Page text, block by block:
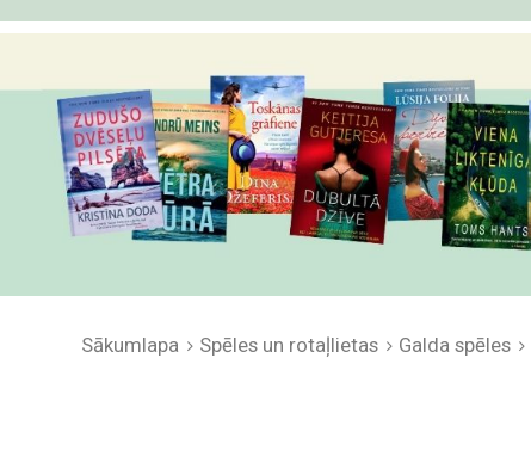
Sākumlapa Spēles un rotaļlietas Galda spēles